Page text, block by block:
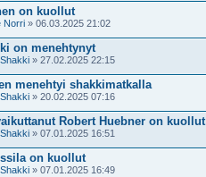
on kuollut
Norri » 06.03.2025 21:02
on menehtynyt
» 27.02.2025 22:15
menehtyi shakkimatkalla
» 20.02.2025 07:16
Robert Huebner on kuollut
» 07.01.2025 16:51
on kuollut
» 07.01.2025 16:49